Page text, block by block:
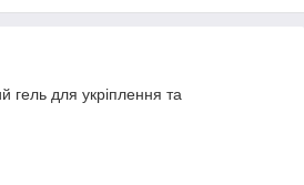
гель для укріплення та